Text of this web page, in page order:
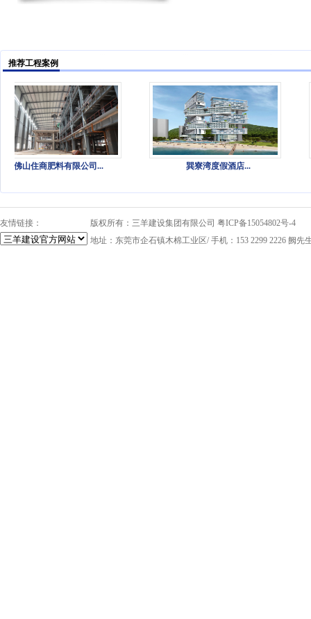
推荐工程案例
山住商肥料有限公司... 巽寮湾度假酒店...
友情链接： 版权所有：三羊建设集团有限公司 粤ICP备15054802号-4
地址：东莞市企石镇木棉工业区/ 手机：153 2299 2226 阙先